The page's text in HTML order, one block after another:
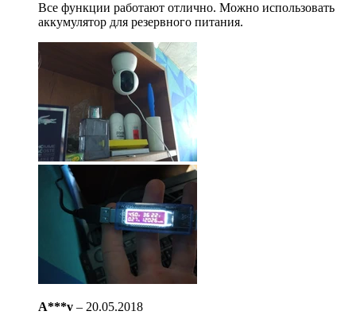
Все функции работают отлично. Можно использовать
аккумулятор для резервного питания.
A***v – 20.05.2018